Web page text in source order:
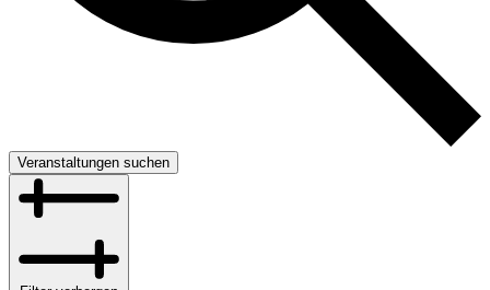
Veranstaltungen suchen